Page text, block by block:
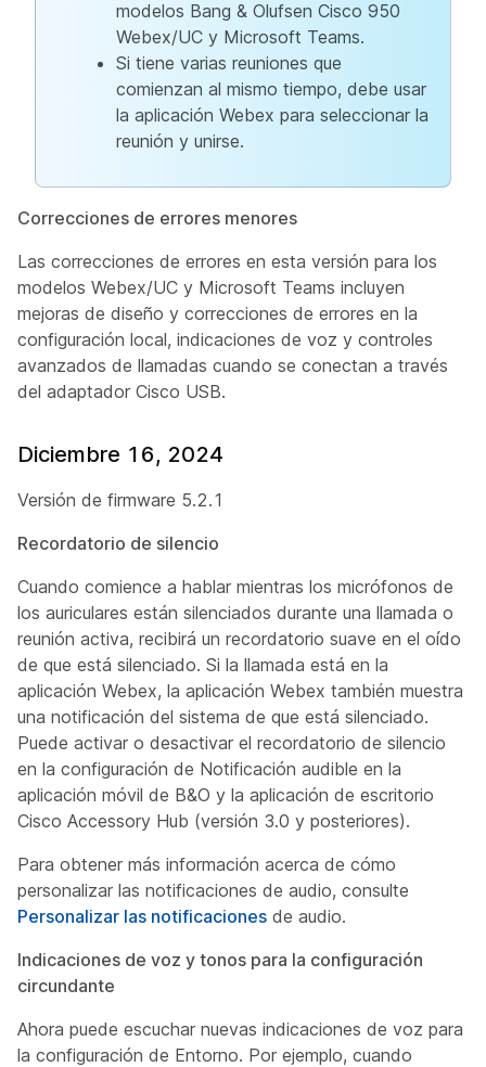
modelos Bang & Olufsen Cisco 950
Webex/UC y Microsoft Teams.
Si tiene varias reuniones que
comienzan al mismo tiempo, debe usar
la aplicación Webex para seleccionar la
reunión y unirse.
Correcciones de errores menores
Las correcciones de errores en esta versión para los
modelos Webex/UC y Microsoft Teams incluyen
mejoras de diseño y correcciones de errores en la
configuración local, indicaciones de voz y controles
avanzados de llamadas cuando se conectan a través
del adaptador Cisco USB.
Diciembre 16, 2024
Versión de firmware 5.2.1
Recordatorio de silencio
Cuando comience a hablar mientras los micrófonos de
los auriculares están silenciados durante una llamada o
reunión activa, recibirá un recordatorio suave en el oído
de que está silenciado. Si la llamada está en la
aplicación Webex, la aplicación Webex también muestra
una notificación del sistema de que está silenciado.
Puede activar o desactivar el recordatorio de silencio
en la configuración de Notificación audible en la
aplicación móvil de B&O y la aplicación de escritorio
Cisco Accessory Hub (versión 3.0 y posteriores).
Para obtener más información acerca de cómo
personalizar las notificaciones de audio, consulte
Personalizar las notificaciones de audio.
Indicaciones de voz y tonos para la configuración
circundante
Ahora puede escuchar nuevas indicaciones de voz para
la configuración de Entorno. Por ejemplo, cuando